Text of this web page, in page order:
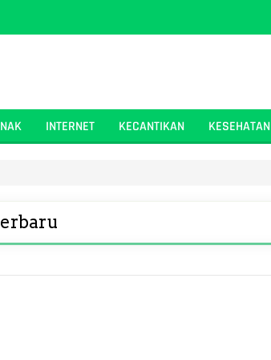
INTERNET KECANTIKAN KESEHATAN